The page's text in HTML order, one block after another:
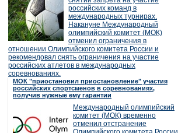
российских команд в
международных турнирах.
Накануне Международный
олимпийский комитет (МОК)
отменил ограничения в
отношении Олимпийского комитета России и
рекомендовал снять ограничения на участие
российских атлетов в международных
соревнованиях.
МОК "приостановил приостановление" участия
российских спортсменов в соревнованиях,
получив нужные ему гарантии
Международный олимпийский
комитет (МОК) временно
отменил отстранение